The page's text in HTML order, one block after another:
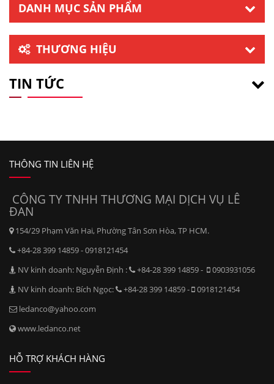
DANH MỤC SẢN PHẨM
THƯƠNG HIỆU
TIN TỨC
THÔNG TIN LIÊN HỆ
CÔNG TY TNHH THƯƠNG MẠI DỊCH VỤ LÊ
ĐAN
154/29 Phạm Văn Hai, Phường Tân Sơn Hòa, TP HCM.
+84-28 399 14859 - 0918121454
NV kinh doanh: Nguyễn Định :
+84-28 399 14859 -
0903931056
NV kinh doanh: Bích Ngọc:
+84-28 399 14859 -
0918121454
ledanco@yahoo.com
www.ledanco.net
HỖ TRỢ KHÁCH HÀNG